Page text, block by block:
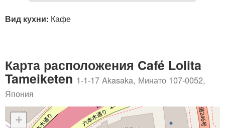
Вид кухни: Кафе
Карта расположения Café Lolita
Tameiketen 1-1-17 Akasaka, Минато 107-0052,
Япония
+